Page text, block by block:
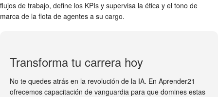
flujos de trabajo, define los KPIs y supervisa la ética y el tono de
marca de la flota de agentes a su cargo.
Transforma tu carrera hoy
No te quedes atrás en la revolución de la IA. En Aprender21
ofrecemos capacitación de vanguardia para que domines estas